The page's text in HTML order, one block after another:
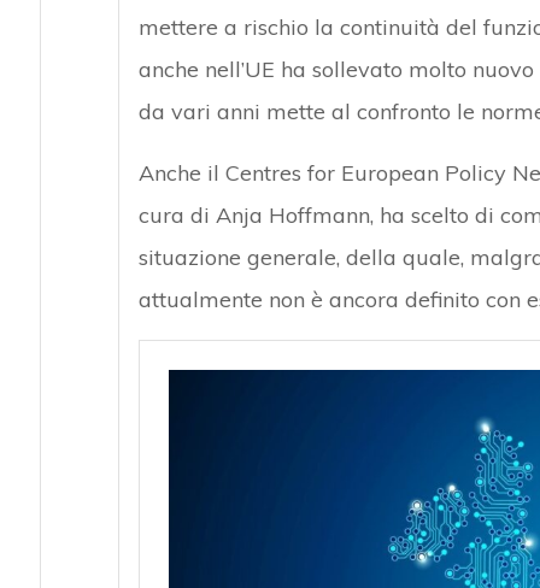
mettere a rischio la continuità del
anche nell’UE ha sollevato molto
da vari anni mette al confronto le
Anche il Centres for European Policy
cura di Anja Hoffmann, ha scelto di
situazione generale, della quale,
attualmente non è ancora definito con